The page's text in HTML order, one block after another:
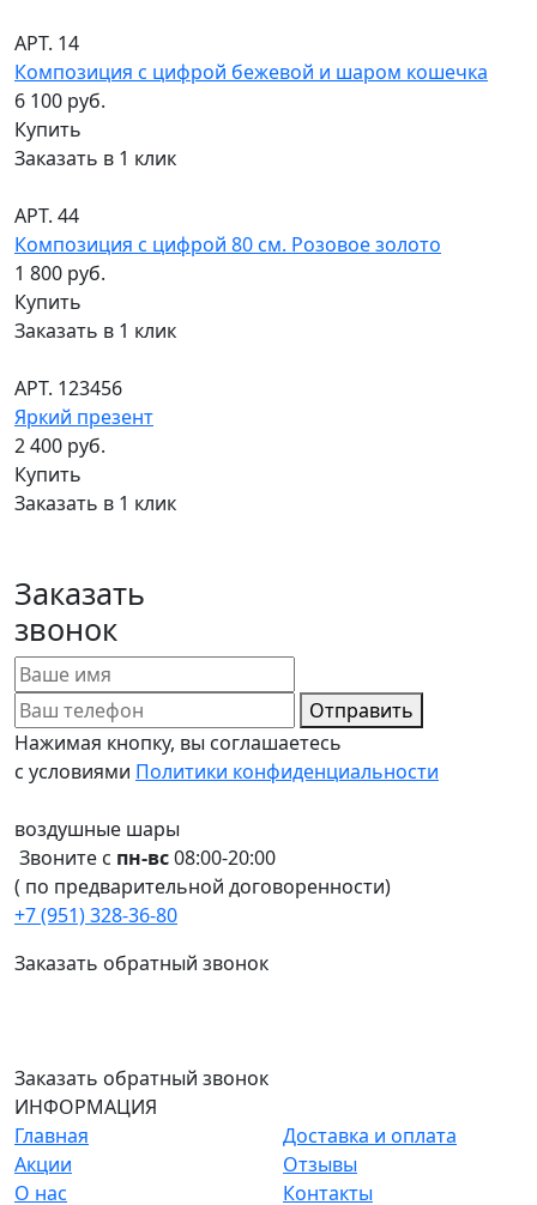
АРТ. 14
Композиция с цифрой бежевой и шаром кошечка
6 100 руб.
Купить
Заказать в 1 клик
АРТ. 44
Композиция с цифрой 80 см. Розовое золото
1 800 руб.
Купить
Заказать в 1 клик
АРТ. 123456
Яркий презент
2 400 руб.
Купить
Заказать в 1 клик
Заказать
звонок
Отправить
Нажимая кнопку, вы соглашаетесь
с условиями Политики конфиденциальности
воздушные шары
Звоните с пн-вс08:00-20:00
( по предварительной договоренности)
+7 (951) 328-36-80
Заказать обратный звонок
Заказать обратный звонок
ИНФОРМАЦИЯ
Главная
Доставка и оплата
Акции
Отзывы
О нас
Контакты